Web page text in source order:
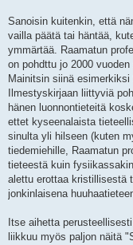
Sanoisin kuitenkin, että
vailla päätä tai häntää,
ymmärtää. Raamatun
on pohdttu jo 2000
Mainitsin siinä
Ilmestyskirjaan liittyviä
hänen luonnontieteitä
ettet kyseenalaista
sinulta yli hilseen (kuten
tiedemiehille, Raamatun
tieteestä kuin
alettu erottaa kristillisestä
jonkinlaisena
Itse aihetta
liikkuu myös paljon näitä